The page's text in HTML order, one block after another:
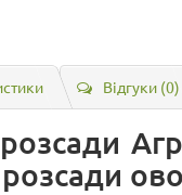
Відгуки (0)